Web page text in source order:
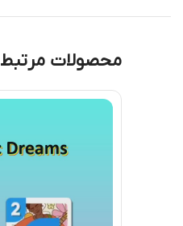
محصولات مرتبط